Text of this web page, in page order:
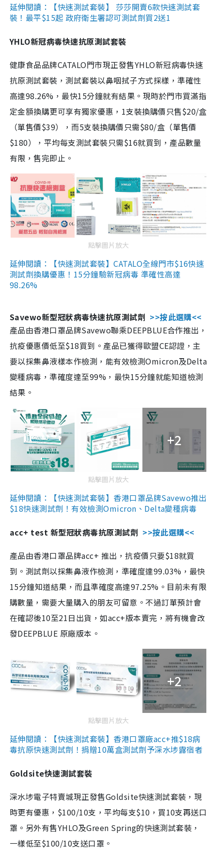
延伸閱讀：【快速測試套裝】 莎莎開賣6款快速測試套
裝！最平$15起 政府衛生署認可測試劑買2送1
YHLO新冠病毒快速抗原測試套裝
健康食品品牌CATALO門市現正發售YHLO新冠病毒快速
抗原測試套裝，測試套裝以鼻咽拭子方式採樣，準確性
高達98.26%，最快15分鐘就有結果。現時於門市買滿指
定金額換購更可享有獨家優惠，1支裝換購價只售$20/盒
（單售價$39），而5支裝換購價只需$80/盒（單售價
$180），平均每支測試套裝只需$16就買到，產品數量
有限，售完即止。
點擊圖片放大
延伸閱讀：【快速測試套裝】CATALO全線門市$16快速
測試劑換購優惠！15分鐘驗新冠病毒 準確性高達
98.26%
Savewo新型冠狀病毒快速抗原測試劑 >>按此選購<<
產品由香港口罩品牌Savewo聯乘DEEPBLUE合作推出，
抗疫優惠價低至$18買到。產品已獲得歐盟CE認證，主
要以採集鼻液樣本作檢測，能有效檢測Omicron及Delta
變種病毒，準確度達至99%，最快15分鐘就能知道檢測
結果。
+2
點擊圖片放大
延伸閱讀：【快速測試套裝】香港口罩品牌Savewo推出
$18快速測試劑！有效檢測Omicron、Delta變種病毒
acc+ test 新型冠狀病毒抗原測試劑 >>按此選購<<
產品由香港口罩品牌acc+ 推出，抗疫價只要$18就買
到。測試劑以採集鼻液作檢測，準確度達99.03%，最快
15分鐘知道結果，而且準確度高達97.25%。目前未有限
購數量，需要大量購入的朋友可留意。不過訂單預計會
在確認後10至21日出貨，如acc+版本賣完，將有機會改
發DEEPBLUE 原廠版本。
+2
點擊圖片放大
延伸閱讀：【快速測試套裝】香港口罩廠acc+推$18病
毒抗原快速測試劑！捐贈10萬盒測試劑予深水埗露宿者
Goldsite快速測試套裝
深水埗電子特賣城現正發售Goldsite快速測試套裝，現
時更有優惠，$100/10支，平均每支$10，買10支再送口
罩。另外有售YHLO及Green Spring的快速測試套裝，
一樣低至$100/10支送口罩。